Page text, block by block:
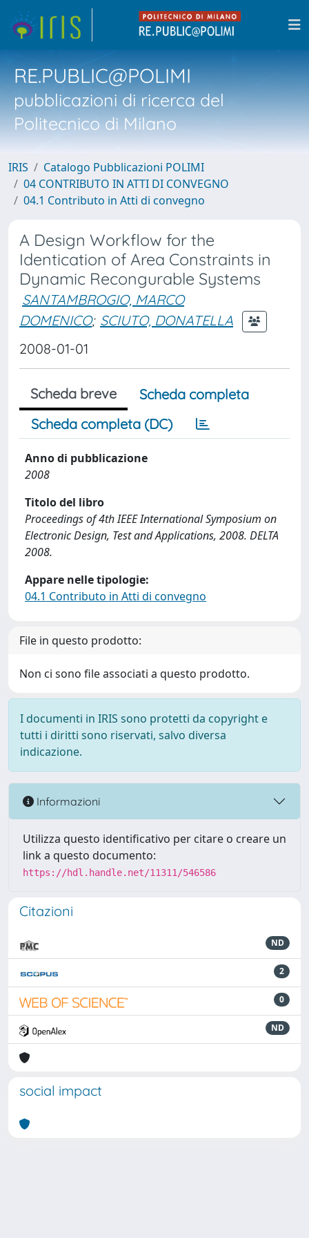
RE.PUBLIC@POLIMI
pubblicazioni di ricerca del
Politecnico di Milano
IRIS
Catalogo Pubblicazioni POLIMI
04 CONTRIBUTO IN ATTI DI CONVEGNO
04.1 Contributo in Atti di convegno
A Design Workflow for the
Identication of Area Constraints in
Dynamic Recongurable Systems
SANTAMBROGIO, MARCO
DOMENICO; SCIUTO, DONATELLA
2008-01-01
Scheda breve
Scheda completa
Scheda completa (DC)
Anno di pubblicazione
2008
Titolo del libro
Proceedings of 4th IEEE International Symposium on
Electronic Design, Test and Applications, 2008. DELTA
2008.
Appare nelle tipologie:
04.1 Contributo in Atti di convegno
File in questo prodotto:
Non ci sono file associati a questo prodotto.
I documenti in IRIS sono protetti da copyright e
tutti i diritti sono riservati, salvo diversa
indicazione.
Informazioni
Utilizza questo identificativo per citare o creare un
link a questo documento:
https://hdl.handle.net/11311/546586
Citazioni
ND
2
0
ND
social impact